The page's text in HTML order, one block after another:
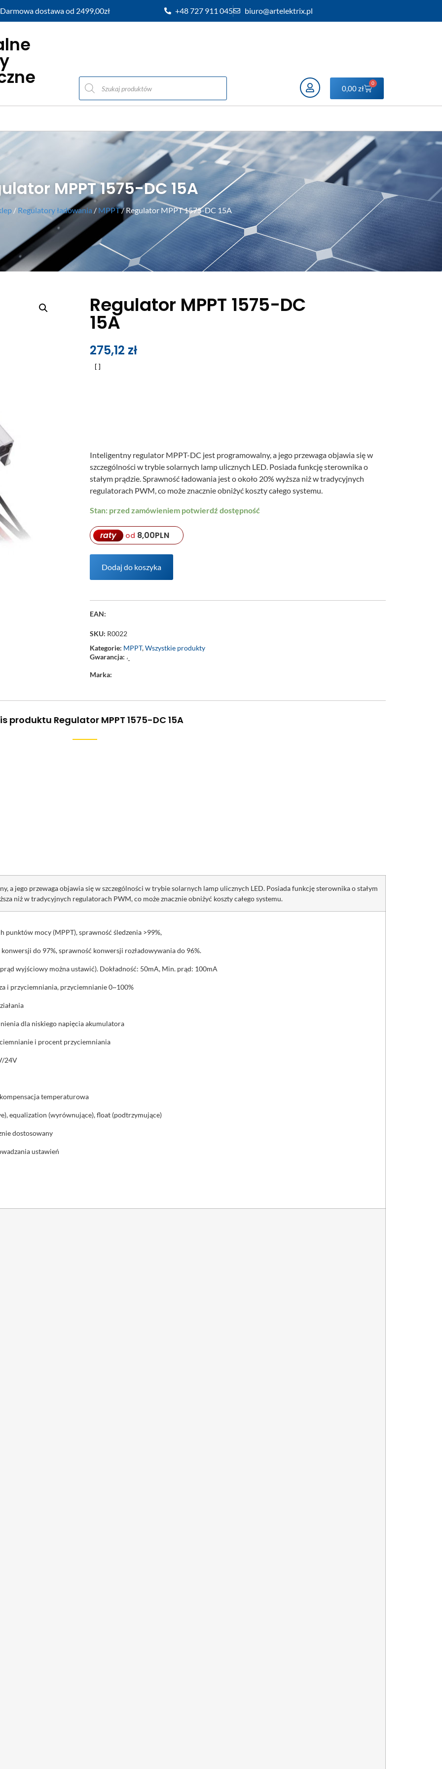
Darmowa dostawa od 2499,00zł +48 727 911 045 biuro@artelektrix.pl
0,00zł
0
MPPT 1575-DC 15A
/ Regulatory ładowania / MPPT/ Regulator MPPT 1575-DC 15A
Regulator MPPT 1575-DC
15A
275,12 zł
Inteligentny regulator MPPT-DC jest programowalny, a jego przewaga objawia się w
szczególności w trybie solarnych lamp ulicznych LED. Posiada funkcję sterownika o
stałym prądzie. Sprawność ładowania jest o około 20% wyższa niż w tradycyjnych
regulatorach PWM, co może znacznie obniżyć koszty całego systemu.
Stan: przed zamówieniem potwierdź dostępność
raty od 8,00PLN
Dodaj do koszyka
EAN:
SKU: R0022
Kategorie: MPPT,Wszystkie produkty
Gwarancja: ‘-
Marka:
produktu Regulator MPPT 1575-DC 15A
a jego przewaga objawia się w szczególności w trybie solarnych lamp ulicznych LED. Posiada funkcję sterownika o stałym
niż wtradycyjnych regulatorach PWM, co może znacznie obniżyć koszty całego systemu.
mocy (MPPT), sprawność śledzenia >99%,
do 97%, sprawność konwersji rozładowywania do 96%.
wyjściowy można ustawić). Dokładność: 50mA, Min. prąd: 100mA
i przyciemniania, przyciemnianie 0~100%
dla niskiego napięcia akumulatora
i procent przyciemniania
24V
temperaturowa
equalization (wyrównujące), float (podtrzymujące)
dostosowany
ustawień